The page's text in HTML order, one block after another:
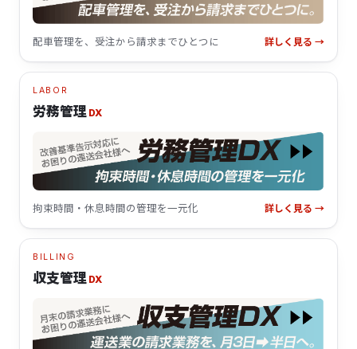
配車管理を、受注から請求までひとつに 詳しく見る →
LABOR
労務管理 DX
拘束時間・休息時間の管理を一元化 詳しく見る →
BILLING
収支管理 DX